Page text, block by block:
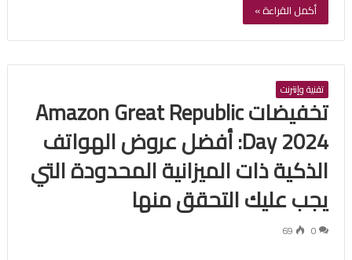
أكمل القراءة »
تقنية وإنترنت
تخفيضات Amazon Great Republic
Day 2024: أفضل عروض الهواتف
الذكية ذات الميزانية المحدودة التي
يجب عليك التحقق منها
0
69